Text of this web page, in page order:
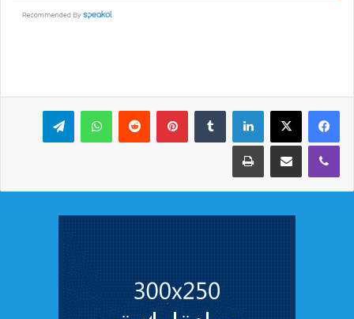
لينكدإن بينتيريست واتساب تيلقرام
ڤايبر مشاركة عبر البريد طباعة